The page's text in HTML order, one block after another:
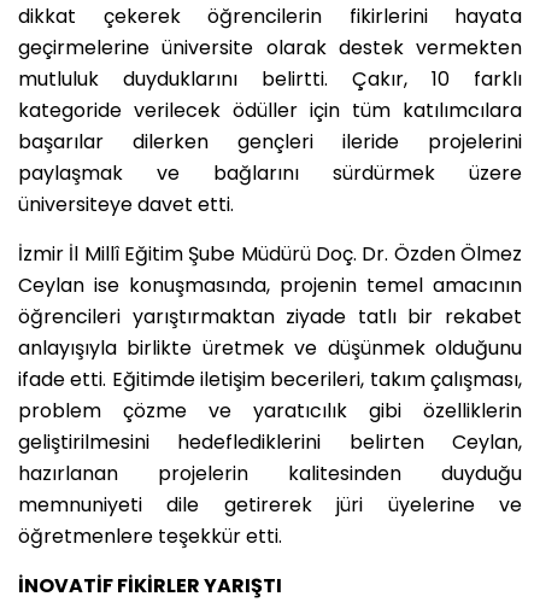
dikkat çekerek öğrencilerin fikirlerini hayata
geçirmelerine üniversite olarak destek vermekten
mutluluk duyduklarını belirtti. Çakır, 10 farklı
kategoride verilecek ödüller için tüm katılımcılara
başarılar dilerken gençleri ileride projelerini
paylaşmak ve bağlarını sürdürmek üzere
üniversiteye davet etti.
İzmir İl Millî Eğitim Şube Müdürü Doç. Dr. Özden Ölmez
Ceylan ise konuşmasında, projenin temel amacının
öğrencileri yarıştırmaktan ziyade tatlı bir rekabet
anlayışıyla birlikte üretmek ve düşünmek olduğunu
ifade etti. Eğitimde iletişim becerileri, takım çalışması,
problem çözme ve yaratıcılık gibi özelliklerin
geliştirilmesini hedeflediklerini belirten Ceylan,
hazırlanan projelerin kalitesinden duyduğu
memnuniyeti dile getirerek jüri üyelerine ve
öğretmenlere teşekkür etti.
İNOVATİF FİKİRLER YARIŞTI